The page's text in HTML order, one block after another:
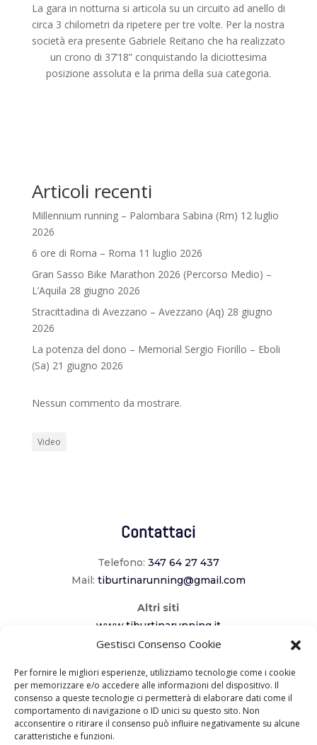
Gestisci Consenso Cookie
Per fornire le migliori esperienze, utilizziamo tecnologie come i cookie
per memorizzare e/o accedere alle informazioni del dispositivo. Il
consenso a queste tecnologie ci permetterà di elaborare dati come il
comportamento di navigazione o ID unici su questo sito. Non
acconsentire o ritirare il consenso può influire negativamente su alcune
caratteristiche e funzioni.
La gara in notturna si articola su un circuito ad anello di
circa 3 chilometri da ripetere per tre volte. Per la nostra
società era presente Gabriele Reitano che ha realizzato
un crono di 37’18” conquistando la diciottesima
posizione assoluta e la prima della sua categoria.
Articoli recenti
Millennium running – Palombara Sabina (Rm) 12 luglio
2026
6 ore di Roma – Roma 11 luglio 2026
Gran Sasso Bike Marathon 2026 (Percorso Medio) –
L’Aquila 28 giugno 2026
Stracittadina di Avezzano – Avezzano (Aq) 28 giugno
2026
La potenza del dono – Memorial Sergio Fiorillo – Eboli
(Sa) 21 giugno 2026
Nessun commento da mostrare.
Video
Contattaci
Telefono: 347 64 27 437
Mail: tiburtinarunning@gmail.com
Altri siti
www.tiburtinarunning.it
www.corriladuecomuni.it
Seguici